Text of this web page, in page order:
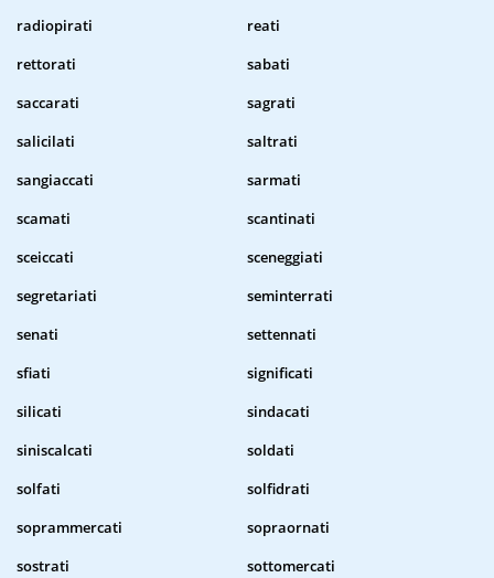
radiopirati
reati
rettorati
sabati
saccarati
sagrati
salicilati
saltrati
sangiaccati
sarmati
scamati
scantinati
sceiccati
sceneggiati
segretariati
seminterrati
senati
settennati
sfiati
significati
silicati
sindacati
siniscalcati
soldati
solfati
solfidrati
soprammercati
sopraornati
sostrati
sottomercati